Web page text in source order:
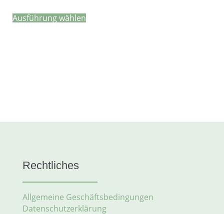
Ausführung wählen
Rechtliches
Allgemeine Geschäftsbedingungen
Datenschutzerklärung